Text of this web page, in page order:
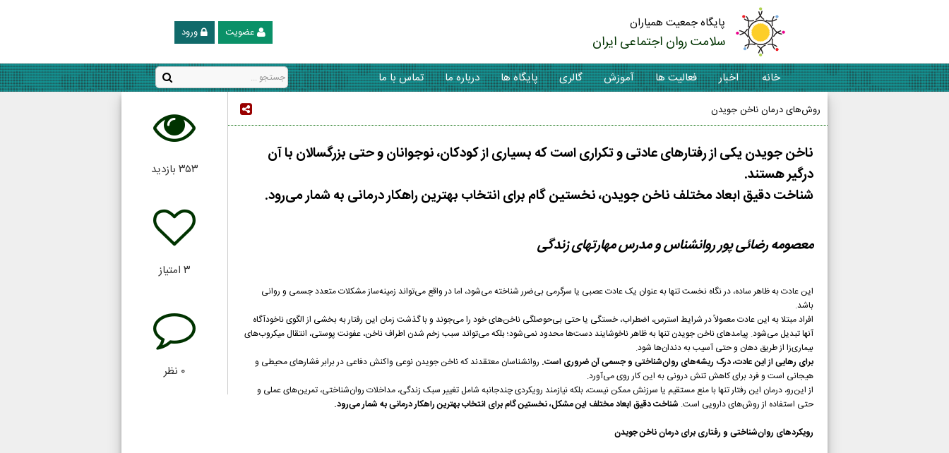
پایگاه جمعیت همیاران
سلامت روان اجتماعی ایران ورود عضویت
خانه اخبار فعالیت ها آموزش گالری پایگاه ها درباره ما تماس با ما
روش‌های درمان ناخن جویدن
ناخن جویدن یکی از رفتارهای عادتی و تکراری است که بسیاری از کودکان، نوجوانان و حتی بزرگسالان با آن
درگیر هستند.
شناخت دقیق ابعاد مختلف ناخن جویدن، نخستین گام برای انتخاب بهترین راهکار درمانی به شمار می‌رود.
معصومه رضائی پور روانشناس و مدرس مهارتهای زندگی
این عادت به ظاهر ساده، در نگاه نخست تنها به عنوان یک عادت عصبی یا سرگرمی بی‌ضرر شناخته می‌شود، اما در واقع می‌تواند زمینه‌ساز مشکلات متعدد جسمی و روانی
باشد.
افراد مبتلا به این عادت معمولاً در شرایط استرس، اضطراب، خستگی یا حتی بی‌حوصلگی ناخن‌های خود را می‌جوند و با گذشت زمان این رفتار به بخشی از الگوی ناخودآگاه
آنها تبدیل می‌شود. پیامدهای ناخن جویدن تنها به ظاهر ناخوشایند دست‌ها محدود نمی‌شود؛ بلکه می‌تواند سبب زخم شدن اطراف ناخن، عفونت پوستی، انتقال میکروب‌های
بیماری‌زا از طریق دهان و حتی آسیب به دندان‌ها شود.
برای رهایی از این عادت، درک ریشه‌های روان‌شناختی و جسمی آن ضروری است. روانشناسان معتقدند که ناخن جویدن نوعی واکنش دفاعی در برابر فشارهای محیطی و
هیجانی است و فرد برای کاهش تنش درونی به این کار روی می‌آورد.
از این‌رو، درمان این رفتار تنها با منع مستقیم یا سرزنش ممکن نیست، بلکه نیازمند رویکردی چندجانبه شامل تغییر سبک زندگی، مداخلات روان‌شناختی، تمرین‌های عملی و
حتی استفاده از روش‌های دارویی است. شناخت دقیق ابعاد مختلف این مشکل، نخستین گام برای انتخاب بهترین راهکار درمانی به شمار می‌رود.
رویکردهای روان‌شناختی و رفتاری برای درمان ناخن جویدن
۳۵۳ بازدید
۳ امتیاز
۰ نظر